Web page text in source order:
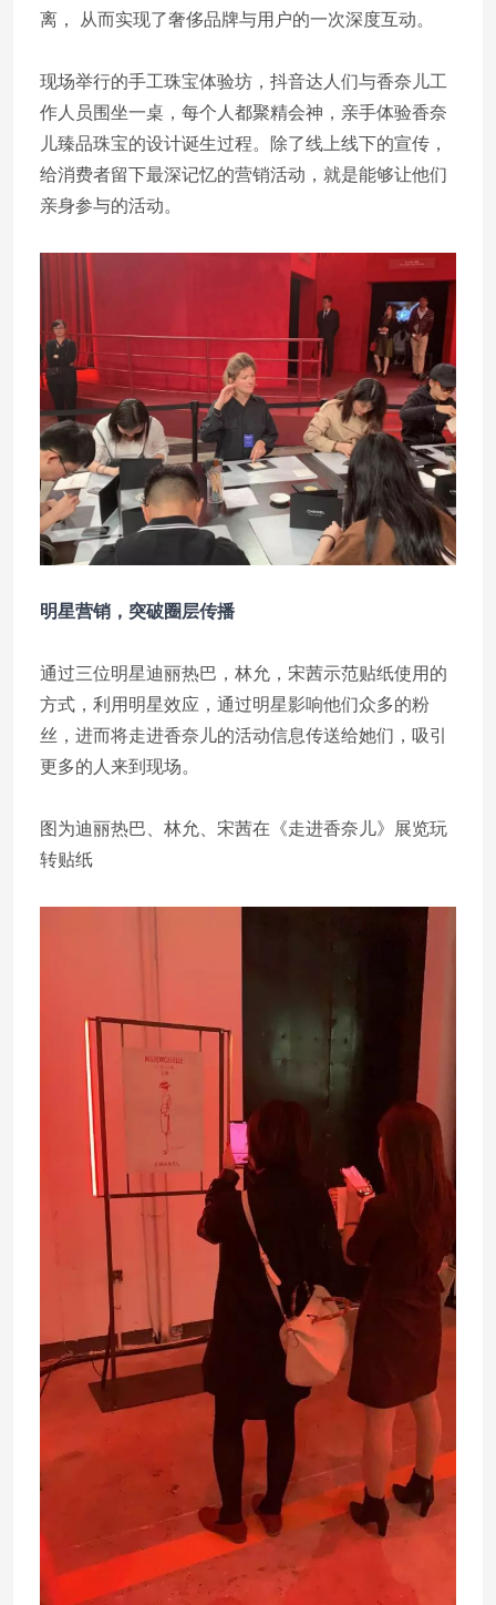
离， 从而实现了奢侈品牌与用户的一次深度互动。
现场举行的手工珠宝体验坊，抖音达人们与香奈儿工
作人员围坐一桌，每个人都聚精会神，亲手体验香奈
儿臻品珠宝的设计诞生过程。除了线上线下的宣传，
给消费者留下最深记忆的营销活动，就是能够让他们
亲身参与的活动。
明星营销，突破圈层传播
通过三位明星迪丽热巴，林允，宋茜示范贴纸使用的
方式，利用明星效应，通过明星影响他们众多的粉
丝，进而将走进香奈儿的活动信息传送给她们，吸引
更多的人来到现场。
图为迪丽热巴、林允、宋茜在《走进香奈儿》展览玩
转贴纸